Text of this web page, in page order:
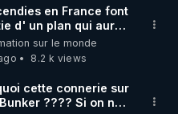
du "miracle de
de chaque
par la foi en sa
en France font
d' un plan qui aurait
11 septembre 2001
sur le monde
8.2 k views
cette connerie sur
???? Si on ne